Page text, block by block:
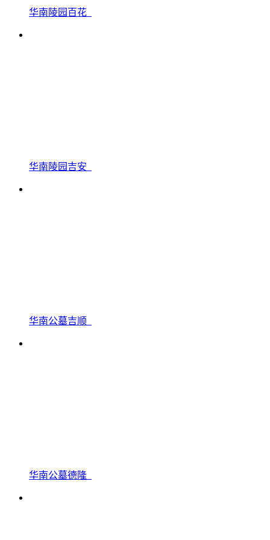
华南陵园百花
华南陵园吉安
华南公墓吉顺
华南公墓德隆